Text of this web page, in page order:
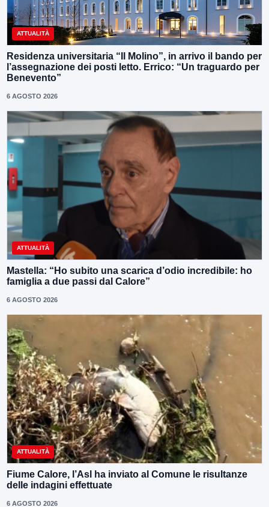
ATTUALITÀ
Residenza universitaria “Il Molino”, in arrivo il bando per
l’assegnazione dei posti letto. Errico: “Un traguardo per
Benevento”
6 AGOSTO 2026
ATTUALITÀ
Mastella: “Ho subito una scarica d’odio incredibile: ho
famiglia a due passi dal Calore”
6 AGOSTO 2026
ATTUALITÀ
Fiume Calore, l’Asl ha inviato al Comune le risultanze
delle indagini effettuate
6 AGOSTO 2026